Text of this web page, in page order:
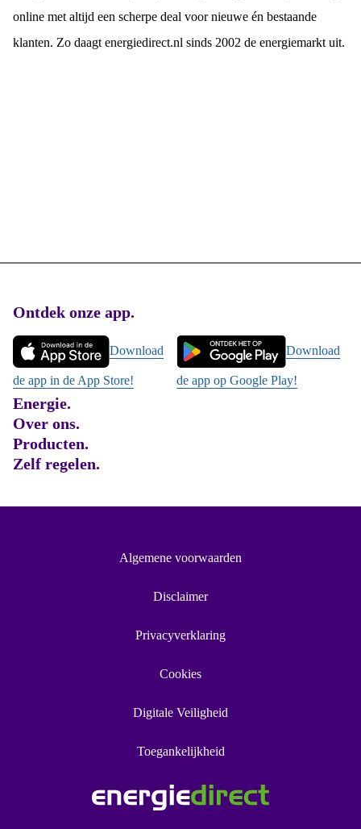
online met altijd een scherpe deal voor nieuwe én bestaande
klanten. Zo daagt energiedirect.nl sinds 2002 de energiemarkt uit.
Footer
Ontdek onze app.
Download
de app in de App Store!
Download
de app op Google Play!
Energie.
Over ons.
Producten.
Zelf regelen.
Algemene voorwaarden
Disclaimer
Privacyverklaring
Cookies
Digitale Veiligheid
Toegankelijkheid